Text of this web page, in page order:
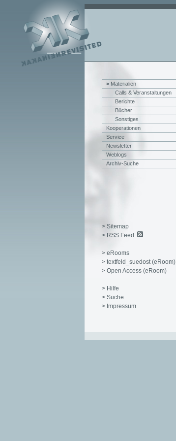
> Materialien
Calls & Veranstaltungen
Berichte
Bücher
Sonstiges
Kooperationen
Service
Newsletter
Weblogs
Archiv-Suche
> Sitemap
> RSS Feed
> eRooms
> textfeld_suedost (eRoom)
> Open Access (eRoom)
> Hilfe
> Suche
> Impressum